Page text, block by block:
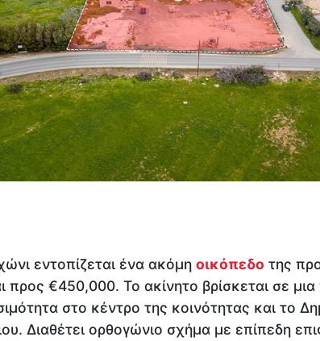
εντοπίζεται ένα ακόμη οικόπεδο της
προς €450,000. Το ακίνητο βρίσκεται σε μια
στο κέντρο της κοινότητας και το
Διαθέτει ορθογώνιο σχήμα με επίπεδη